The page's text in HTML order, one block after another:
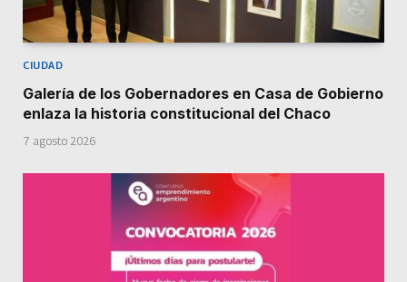
CIUDAD
Galería de los Gobernadores en Casa de Gobierno
enlaza la historia constitucional del Chaco
7 agosto 2026